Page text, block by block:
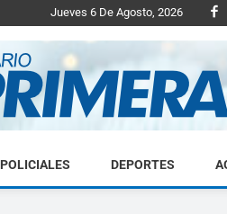
Jueves 6 De Agosto, 2026
Diario
POLICIALES DEPORTES